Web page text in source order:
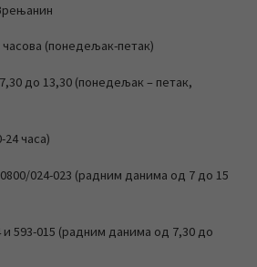
(понедељак-петак)
до 13,30 (понедељак – петак,
24 часа)
024-023 (радним данима од 7 до 15
и 593-015 (радним данима од 7,30 до